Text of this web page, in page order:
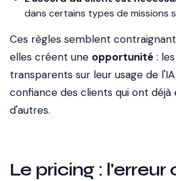
dans certains types de missions
Ces règles semblent
elles créent une opportunité :
transparents sur leur usage de
confiance des clients qui ont
d'autres.
Le pricing : l'erreur